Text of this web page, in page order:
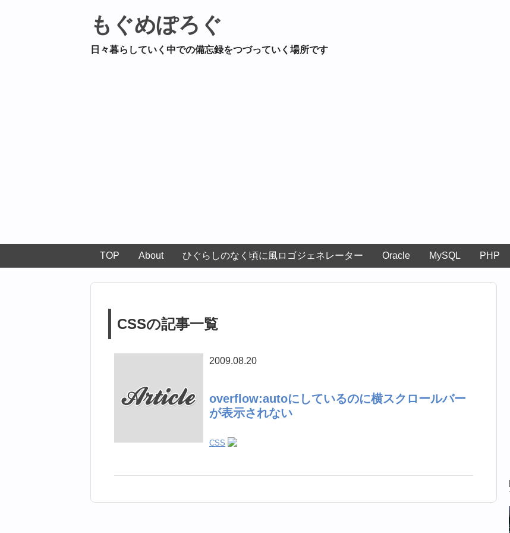
もぐめぽろぐ
日々暮らしていく中での備忘録をつづっていく場所です
TOP About ひぐらしのなく頃に風ロゴジェネレーター Oracle MySQL PHP
CSSの記事一覧
2009.08.20
overflow:autoにしているのに横スクロールバー
が表示されない
CSS